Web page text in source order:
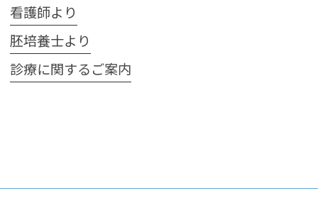
看護師より
胚培養士より
診療に関するご案内